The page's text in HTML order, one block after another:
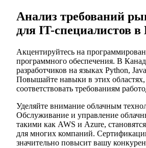
Анализ требований
для IT-специалистов в
Акцентируйтесь на
программного обеспечения. В
разработчиков на языках Python,
Повышайте навыки в этих
соответствовать требованиям
Уделяйте внимание облачным
Обслуживание и управление
такими как AWS и Azure,
для многих компаний.
значительно повысит вашу